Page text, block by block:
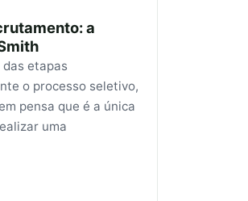
a
etapas
o processo seletivo,
pensa que é a única
uma